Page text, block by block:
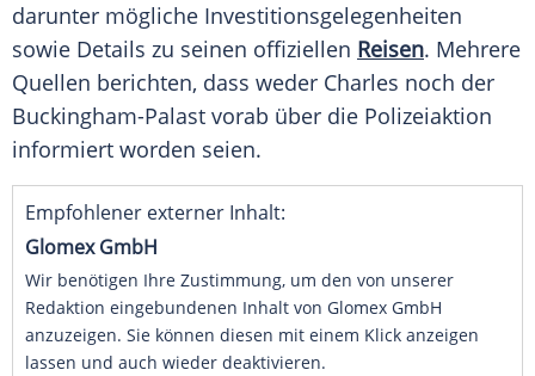
darunter mögliche Investitionsgelegenheiten
sowie Details zu seinen offiziellen Reisen. Mehrere
Quellen berichten, dass weder Charles noch der
Buckingham-Palast vorab über die Polizeiaktion
informiert worden seien.
Empfohlener externer Inhalt:
Glomex GmbH
Wir benötigen Ihre Zustimmung, um den von unserer
Redaktion eingebundenen Inhalt von Glomex GmbH
anzuzeigen. Sie können diesen mit einem Klick anzeigen
lassen und auch wieder deaktivieren.